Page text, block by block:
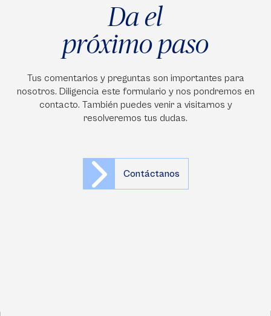
Da el
próximo paso
Tus comentarios y preguntas son importantes para
nosotros. Diligencia este formulario y nos pondremos en
contacto. También puedes venir a visitarnos y
resolveremos tus dudas.
Contáctanos